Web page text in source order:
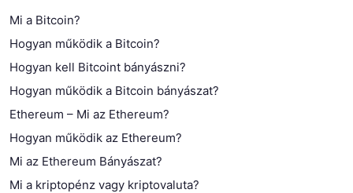
Mi a Bitcoin?
Hogyan működik a Bitcoin?
Hogyan kell Bitcoint bányászni?
Hogyan működik a Bitcoin bányászat?
Ethereum – Mi az Ethereum?
Hogyan működik az Ethereum?
Mi az Ethereum Bányászat?
Mi a kriptopénz vagy kriptovaluta?